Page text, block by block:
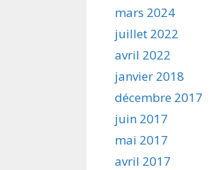
mars 2024
juillet 2022
avril 2022
janvier 2018
décembre 2017
juin 2017
mai 2017
avril 2017